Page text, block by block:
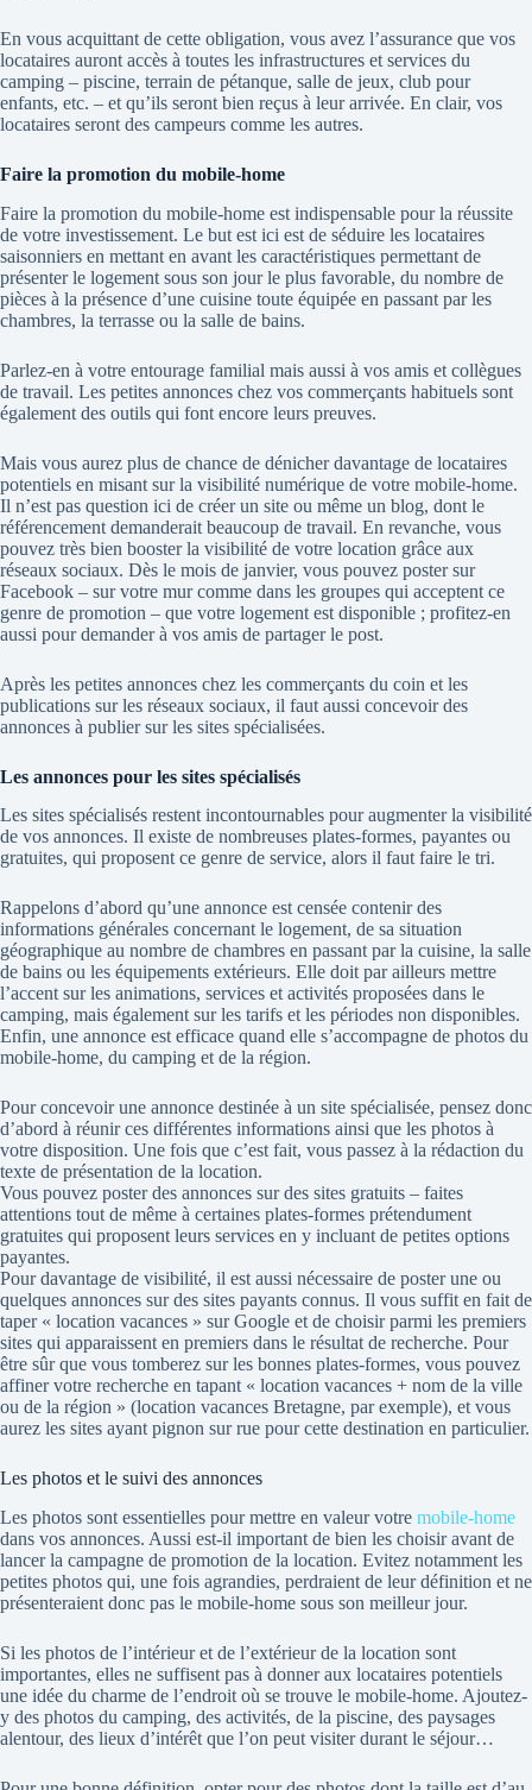
En vous acquittant de cette obligation, vous avez l’assurance que vos
locataires auront accès à toutes les infrastructures et services du
camping – piscine, terrain de pétanque, salle de jeux, club pour
enfants, etc. – et qu’ils seront bien reçus à leur arrivée. En clair, vos
locataires seront des campeurs comme les autres.
Faire la promotion du mobile-home
Faire la promotion du mobile-home est indispensable pour la réussite
de votre investissement. Le but est ici est de séduire les locataires
saisonniers en mettant en avant les caractéristiques permettant de
présenter le logement sous son jour le plus favorable, du nombre de
pièces à la présence d’une cuisine toute équipée en passant par les
chambres, la terrasse ou la salle de bains.
Parlez-en à votre entourage familial mais aussi à vos amis et collègues
de travail. Les petites annonces chez vos commerçants habituels sont
également des outils qui font encore leurs preuves.
Mais vous aurez plus de chance de dénicher davantage de locataires
potentiels en misant sur la visibilité numérique de votre mobile-home.
Il n’est pas question ici de créer un site ou même un blog, dont le
référencement demanderait beaucoup de travail. En revanche, vous
pouvez très bien booster la visibilité de votre location grâce aux
réseaux sociaux. Dès le mois de janvier, vous pouvez poster sur
Facebook – sur votre mur comme dans les groupes qui acceptent ce
genre de promotion – que votre logement est disponible ; profitez-en
aussi pour demander à vos amis de partager le post.
Après les petites annonces chez les commerçants du coin et les
publications sur les réseaux sociaux, il faut aussi concevoir des
annonces à publier sur les sites spécialisées.
Les annonces pour les sites spécialisés
Les sites spécialisés restent incontournables pour augmenter la visibilité
de vos annonces. Il existe de nombreuses plates-formes, payantes ou
gratuites, qui proposent ce genre de service, alors il faut faire le tri.
Rappelons d’abord qu’une annonce est censée contenir des
informations générales concernant le logement, de sa situation
géographique au nombre de chambres en passant par la cuisine, la salle
de bains ou les équipements extérieurs. Elle doit par ailleurs mettre
l’accent sur les animations, services et activités proposées dans le
camping, mais également sur les tarifs et les périodes non disponibles.
Enfin, une annonce est efficace quand elle s’accompagne de photos du
mobile-home, du camping et de la région.
Pour concevoir une annonce destinée à un site spécialisée, pensez donc
d’abord à réunir ces différentes informations ainsi que les photos à
votre disposition. Une fois que c’est fait, vous passez à la rédaction du
texte de présentation de la location.
Vous pouvez poster des annonces sur des sites gratuits – faites
attentions tout de même à certaines plates-formes prétendument
gratuites qui proposent leurs services en y incluant de petites options
payantes.
Pour davantage de visibilité, il est aussi nécessaire de poster une ou
quelques annonces sur des sites payants connus. Il vous suffit en fait de
taper « location vacances » sur Google et de choisir parmi les premiers
sites qui apparaissent en premiers dans le résultat de recherche. Pour
être sûr que vous tomberez sur les bonnes plates-formes, vous pouvez
affiner votre recherche en tapant « location vacances + nom de la ville
ou de la région » (location vacances Bretagne, par exemple), et vous
aurez les sites ayant pignon sur rue pour cette destination en particulier.
Les photos et le suivi des annonces
Les photos sont essentielles pour mettre en valeur votre mobile-home
dans vos annonces. Aussi est-il important de bien les choisir avant de
lancer la campagne de promotion de la location. Evitez notamment les
petites photos qui, une fois agrandies, perdraient de leur définition et ne
présenteraient donc pas le mobile-home sous son meilleur jour.
Si les photos de l’intérieur et de l’extérieur de la location sont
importantes, elles ne suffisent pas à donner aux locataires potentiels
une idée du charme de l’endroit où se trouve le mobile-home. Ajoutez-
y des photos du camping, des activités, de la piscine, des paysages
alentour, des lieux d’intérêt que l’on peut visiter durant le séjour…